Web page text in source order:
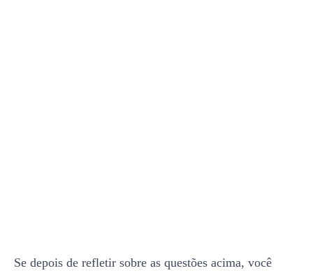
Se depois de refletir sobre as questões acima, você